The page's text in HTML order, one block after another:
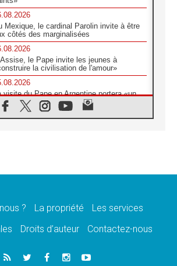
Mexique, le cardinal Parolin invite à être
côtés des marginalisées
le Pape invite les jeunes à
la civilisation de l'amour»
visite du Pape en Argentine portera «un
de paix et de dignité humaine»
peuple en quête de paix
L'Église en Afrique vers
? La propriété
Les services
Droits d’auteur Contactez-nous